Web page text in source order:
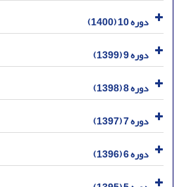
دوره 10 (1400)
دوره 9 (1399)
دوره 8 (1398)
دوره 7 (1397)
دوره 6 (1396)